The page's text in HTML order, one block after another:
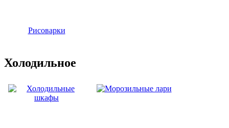
Рисоварки
Холодильное